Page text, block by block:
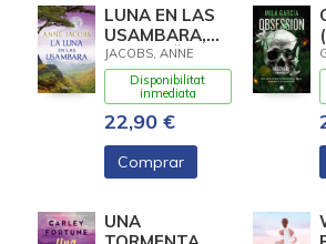
LUNA EN LAS
USAMBARA,
LA (SUEÑOS
DE AFRICA 2)
JACOBS, ANNE
Disponibilitat
inmediata
22,90 €
Comprar
UNA